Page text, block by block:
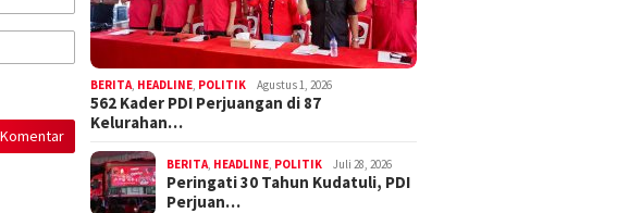
BERITA HEADLINE POLITIK Agustus 1, 2026
562 Kader PDI Perjuangan di 87
Kelurahan…
BERITA HEADLINE POLITIK Juli 28, 2026
Peringati 30 Tahun Kudatuli, PDI
Perjuan…